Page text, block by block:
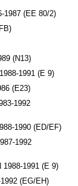
1987 (EE 80/2)
(N13)
1991 (E 9)
(E23)
1992
1990 (ED/EF)
1992
1988-1991 (E 9)
(EG/EH)